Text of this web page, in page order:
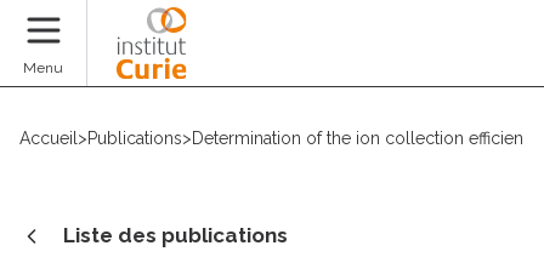
Menu
Accueil >Publications>Determination of the ion collection
Liste des publications